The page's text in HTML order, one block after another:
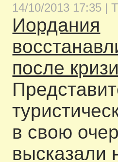
14/10/2013 17:35 |
Иордания
после
в свою
высказали